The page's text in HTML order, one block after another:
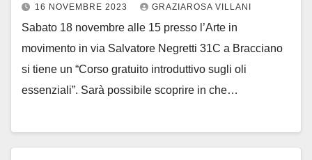
16 NOVEMBRE 2023 GRAZIAROSA VILLANI
Sabato 18 novembre alle 15 presso l’Arte in
movimento in via Salvatore Negretti 31C a Bracciano
si tiene un “Corso gratuito introduttivo sugli oli
essenziali”. Sarà possibile scoprire in che…